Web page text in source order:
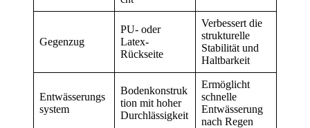
Gegenzug
PU- oder
Latex-
Rückseite
Verbessert die
strukturelle
Stabilität und
Haltbarkeit
Entwässerungs
system
Bodenkonstruk
tion mit hoher
Durchlässigkeit
Ermöglicht
schnelle
Entwässerung
nach Regen